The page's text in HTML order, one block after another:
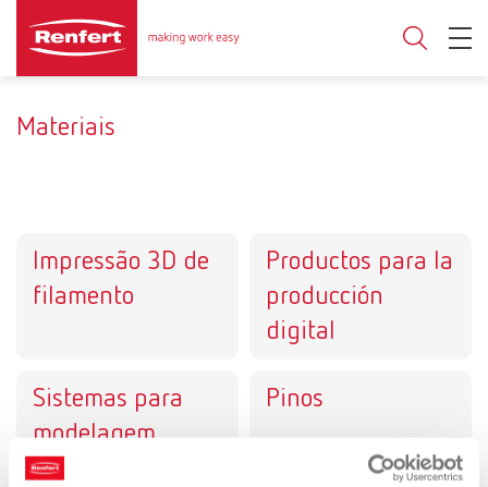
Materiais
Impressão 3D de
filamento
Productos para la
producción
digital
Sistemas para
modelagem
Pinos